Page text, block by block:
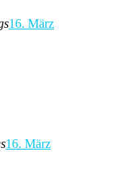
16. März
16. März